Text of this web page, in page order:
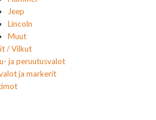
Jeep
Lincoln
Muut
/ Vilkut
ja peruutusvalot
ja markerit